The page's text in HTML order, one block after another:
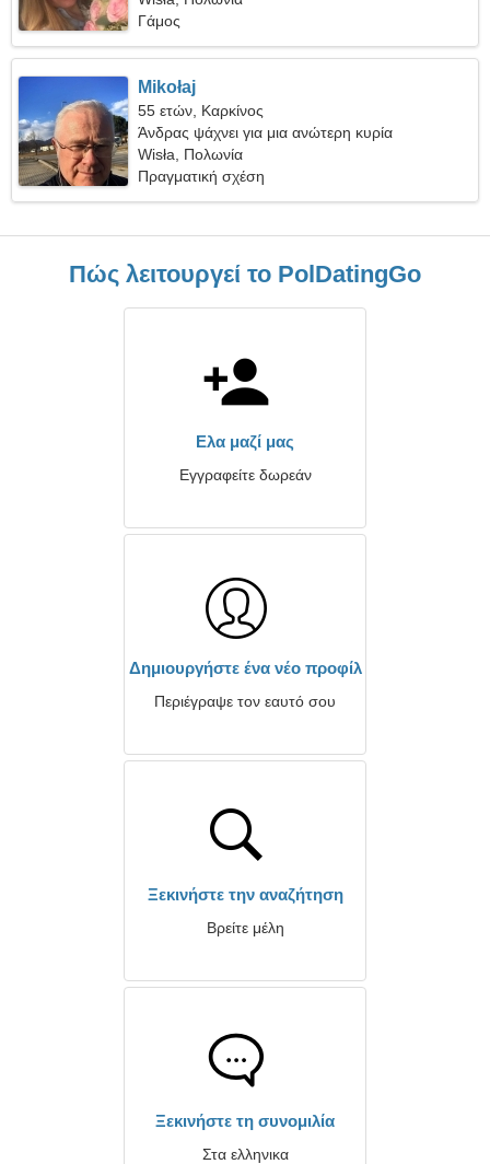
Γάμος
Mikołaj
55 ετών, Καρκίνος
Άνδρας ψάχνει για μια ανώτερη κυρία
Wisła, Πολωνία
Πραγματική σχέση
Πώς λειτουργεί το PolDatingGo
Ελα μαζί μας
Εγγραφείτε δωρεάν
Δημιουργήστε ένα νέο προφίλ
Περιέγραψε τον εαυτό σου
Ξεκινήστε την αναζήτηση
Βρείτε μέλη
Ξεκινήστε τη συνομιλία
Στα ελληνικα